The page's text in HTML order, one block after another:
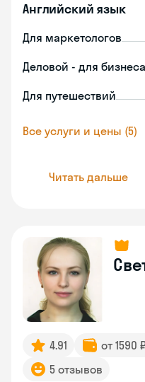
Английский язык
Для маркетологов
Деловой - для бизнеса
Для путешествий
Все услуги и цены (5)
Читать дальше
4.91 от 1590
5 отзывов